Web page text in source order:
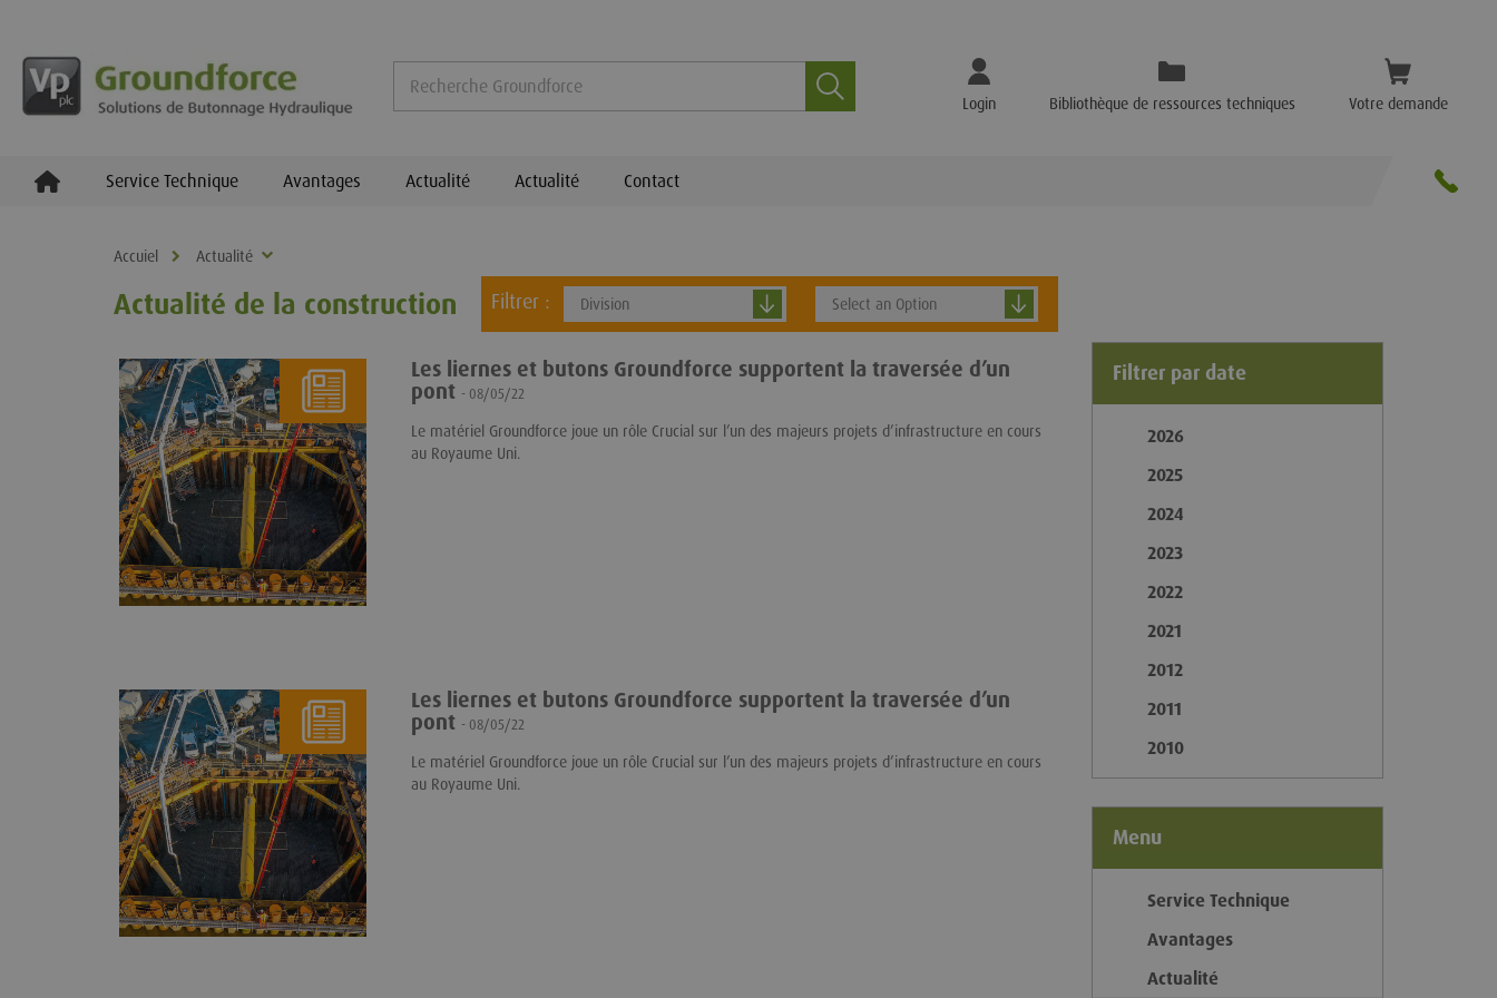
Recherche Login Bibliothèque de ressources techniques Votre demande
Service Technique Avantages Actualité Actualité Contact
Accuiel Actualité
Actualité de la construction Filtrer : Division Select an Option
Les liernes et butons Groundforce supportent la traversée d’un
pont - 08/05/22
Le matériel Groundforce joue un rôle Crucial sur l’un des majeurs projets d’infrastructure en cours
au Royaume Uni.
Les liernes et butons Groundforce supportent la traversée d’un
pont - 08/05/22
Le matériel Groundforce joue un rôle Crucial sur l’un des majeurs projets d’infrastructure en cours
au Royaume Uni.
Filtrer par date
2026
2025
2024
2023
2022
2021
2012
2011
2010
Menu
Service Technique
Avantages
Actualité